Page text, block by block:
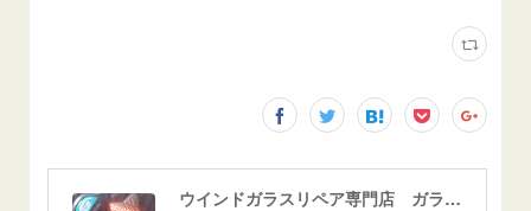
ウインドガラスリペア専門店 ガラスリペア・ヨシダ グラスウェルドジャパン 正規施工店 小松市